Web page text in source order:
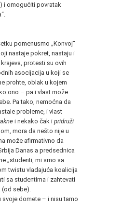
i omogućiti povratak
pomenusmo „Konvoj“
nastaje pokret, nastaju i
protesti su ovih
asocijacija u koji se
prohte, oblak u kojem
ono – pa i vlast može
Pa tako, nemoćna da
probleme, i vlast
i nekako čak i pridruži
mora da nešto nije u
može afirmativno da
Danas a predsednica
„studenti, mi smo sa
twistu vladajuća koalicija
sa studentima i zahtevati
sebe).
svoje domete – i nisu tamo